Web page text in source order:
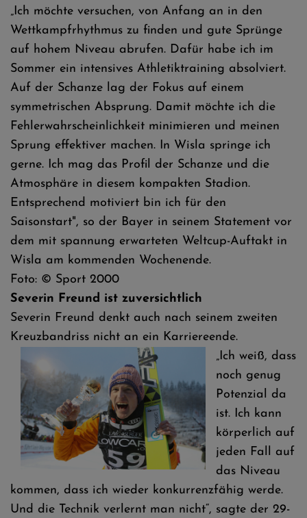
„Ich möchte versuchen, von Anfang an in den
Wettkampfrhythmus zu finden und gute Sprünge
auf hohem Niveau abrufen. Dafür habe ich im
Sommer ein intensives Athletiktraining absolviert.
Auf der Schanze lag der Fokus auf einem
symmetrischen Absprung. Damit möchte ich die
Fehlerwahrscheinlichkeit minimieren und meinen
Sprung effektiver machen. In Wisla springe ich
gerne. Ich mag das Profil der Schanze und die
Atmosphäre in diesem kompakten Stadion.
Entsprechend motiviert bin ich für den
Saisonstart", so der Bayer in seinem Statement vor
dem mit spannung erwarteten Weltcup-Auftakt in
Wisla am kommenden Wochenende.
Foto: © Sport 2000
Severin Freund ist zuversichtlich
Severin Freund denkt auch nach seinem zweiten
Kreuzbandriss nicht an ein Karriereende.
„Ich weiß, dass
noch genug
Potenzial da
ist. Ich kann
körperlich auf
jeden Fall auf
das Niveau
kommen, dass ich wieder konkurrenzfähig werde.
Und die Technik verlernt man nicht“, sagte der 29-